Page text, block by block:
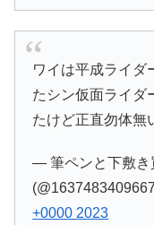
ワイは平成ライダ
たシン仮面ライダ
たけど正直勿体
— 筆ペンと下敷
+0000 2023